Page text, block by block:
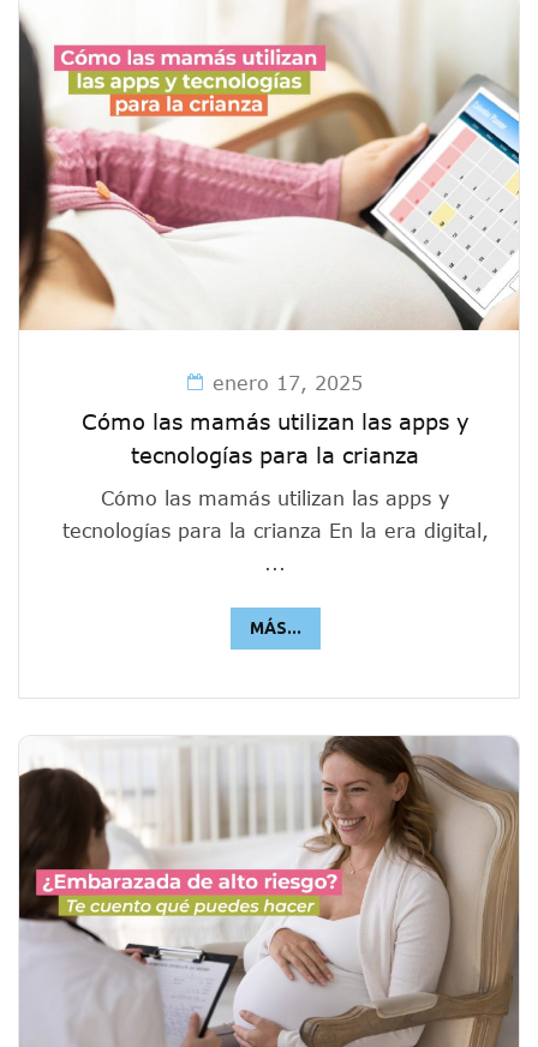
enero 17, 2025
Cómo las mamás utilizan las apps y
tecnologías para la crianza
Cómo las mamás utilizan las apps y
tecnologías para la crianza En la era digital,
...
MÁS...